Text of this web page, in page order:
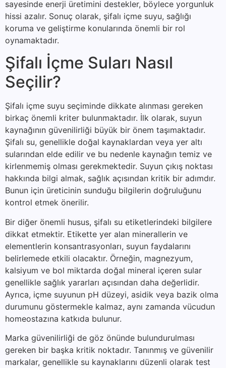
sayesinde enerji üretimini destekler, böylece yorgunluk
hissi azalır. Sonuç olarak, şifalı içme suyu, sağlığı
koruma ve geliştirme konularında önemli bir rol
oynamaktadır.
Şifalı İçme Suları Nasıl
Seçilir?
Şifalı içme suyu seçiminde dikkate alınması gereken
birkaç önemli kriter bulunmaktadır. İlk olarak, suyun
kaynağının güvenilirliği büyük bir önem taşımaktadır.
Şifalı su, genellikle doğal kaynaklardan veya yer altı
sularından elde edilir ve bu nedenle kaynağın temiz ve
kirlenmemiş olması gerekmektedir. Suyun çıkış noktası
hakkında bilgi almak, sağlık açısından kritik bir adımdır.
Bunun için üreticinin sunduğu bilgilerin doğruluğunu
kontrol etmek önerilir.
Bir diğer önemli husus, şifalı su etiketlerindeki bilgilere
dikkat etmektir. Etikette yer alan minerallerin ve
elementlerin konsantrasyonları, suyun faydalarını
belirlemede etkili olacaktır. Örneğin, magnezyum,
kalsiyum ve bol miktarda doğal mineral içeren sular
genellikle sağlık yararları açısından daha değerlidir.
Ayrıca, içme suyunun pH düzeyi, asidik veya bazik olma
durumunu göstermekle kalmaz, aynı zamanda vücudun
homeostazına katkıda bulunur.
Marka güvenilirliği de göz önünde bulundurulması
gereken bir başka kritik noktadır. Tanınmış ve güvenilir
markalar, genellikle su kaynaklarını düzenli olarak test